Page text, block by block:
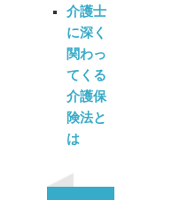
介護士
に深く
関わっ
てくる
介護保
険法と
は